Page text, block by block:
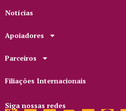
Notícias
Apoiadores
Parceiros
Filiações Internacionais
Siga nossas redes